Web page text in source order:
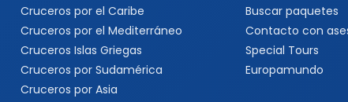
Cruceros por el Caribe
Cruceros por el Mediterráneo
Cruceros Islas Griegas
Cruceros por Sudamérica
Cruceros por Asia
Buscar paquetes
Contacto con
Special Tours
Europamundo